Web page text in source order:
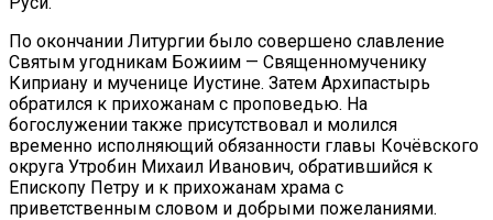
По окончании Литургии было совершено славление
Святым угодникам Божиим — Священномученику
Киприану и мученице Иустине. Затем Архипастырь
обратился к прихожанам с проповедью. На
богослужении также присутствовал и молился
временно исполняющий обязанности главы Кочёвского
округа Утробин Михаил Иванович, обратившийся к
Епископу Петру и к прихожанам храма с
приветственным словом и добрыми пожеланиями.